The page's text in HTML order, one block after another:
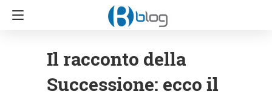
Il racconto della
Successione: ecco il